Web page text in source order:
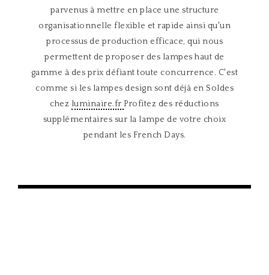
parvenus à mettre en place une structure
organisationnelle flexible et rapide ainsi qu'un
processus de production efficace, qui nous
permettent de proposer des lampes haut de
gamme à des prix défiant toute concurrence. C'est
comme si les lampes design sont déjà en Soldes
chez luminaire.fr Profitez des réductions
supplémentaires sur la lampe de votre choix
pendant les French Days.